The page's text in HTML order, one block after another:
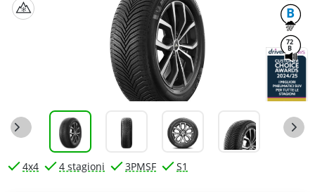
B
72
B
4x4 4 stagioni 3PMSF S1